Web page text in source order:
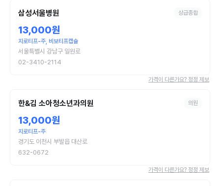
삼성서울병원 상급종합
13,000원
지로티프-주, 비보티프캡슐
서울특별시 강남구 일원로
02-3410-2114
가격이 다른가요? 정정 제보
한&김 소아청소년과의원 의원
13,000원
지로티프-주
경기도 이천시 부발읍 대산로
632-0672
가격이 다른가요? 정정 제보